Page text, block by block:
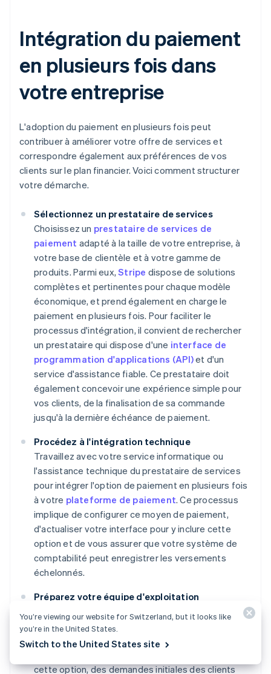
Intégration du paiement
en plusieurs fois dans
votre entreprise
L'adoption du paiement en plusieurs fois peut
contribuer à améliorer votre offre de services et
correspondre également aux préférences de vos
clients sur le plan financier. Voici comment structurer
votre démarche.
Sélectionnez un prestataire de services
Choisissez un prestataire de services de
paiement adapté à la taille de votre entreprise, à
votre base de clientèle et à votre gamme de
produits. Parmi eux,Stripe dispose de solutions
complètes et pertinentes pour chaque modèle
économique, et prend également en charge le
paiement en plusieurs fois. Pour faciliter le
processus d'intégration, il convient de rechercher
un prestataire qui dispose d'une interface de
programmation d'applications (API)et d'un
service d'assistance fiable. Ce prestataire doit
également concevoir une expérience simple pour
vos clients, de la finalisation de sa commande
jusqu'à la dernière échéance de paiement.
Procédez à l'intégration technique
Travaillez avec votre service informatique ou
l'assistance technique du prestataire de services
pour intégrer l'option de paiement en plusieurs fois
à votre plateforme de paiement. Ce processus
implique de configurer ce moyen de paiement,
d'actualiser votre interface pour y inclure cette
option et de vous assurer que votre système de
comptabilité peut enregistrer les versements
échelonnés.
Préparez votre équipe d'exploitation
associés au paiement en plusieurs fois, y compris
les demandes clients et le suivi des paiements. Il
cette option, des demandes initiales des clients
You’re viewing our website for Switzerland, but it looks like
you’re in the United States.
Switch to the United States site